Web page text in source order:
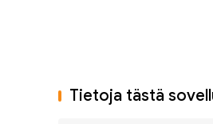
Tietoja tästä